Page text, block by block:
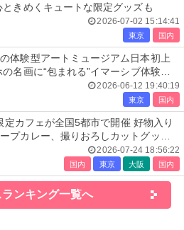
ときめくキュートな限定グッズも
2026-07-02 15:14:41
東京 国内
体験型アートミュージアム日本初上
名画に“包まれる”イマーシブ体験＜
デ・リュミエール＞
2026-06-12 19:40:19
東京 国内
定カフェが全国5都市で開催 好物入り
プカレー、撮りおろしカットグッズ
2026-07-24 18:56:22
国内 東京 大阪 国内
ンキング一覧へ